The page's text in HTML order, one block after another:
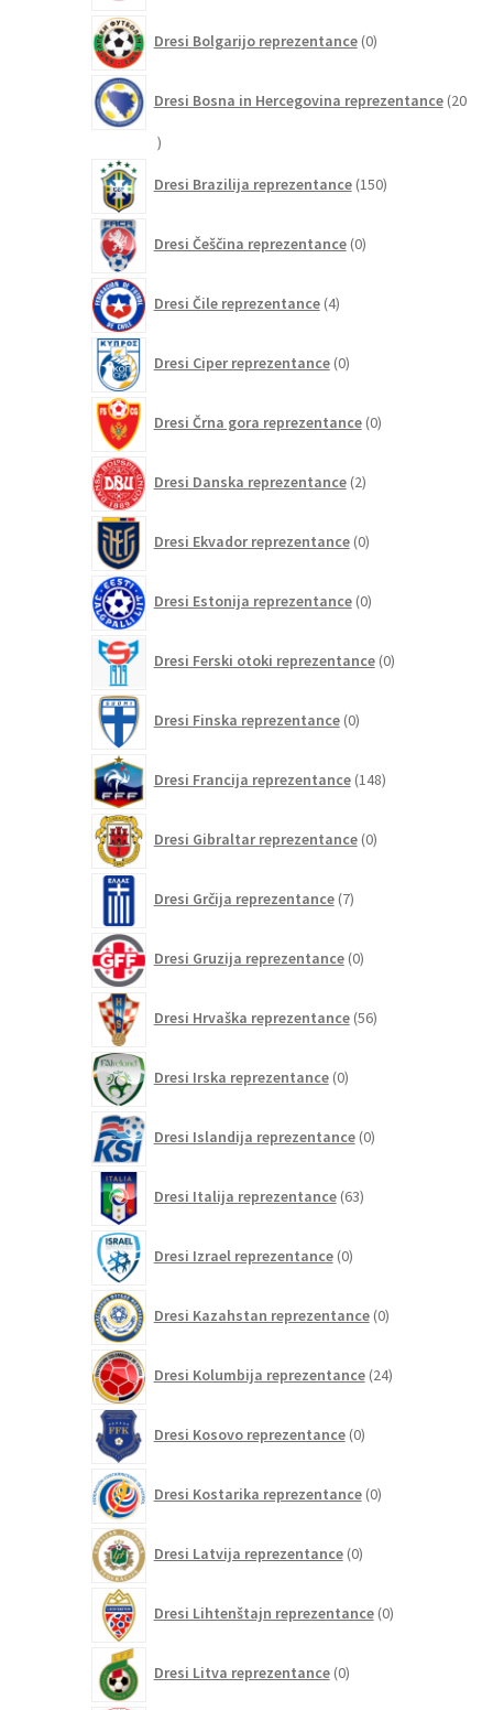
Dresi Bolgarijo reprezentance 0izdelkov
Dresi Bosna in Hercegovina reprezentance 20
20
Dresi Brazilija reprezentance 150izdelkov
Dresi Češčina reprezentance 0izdelkov
Dresi Čile reprezentance 4izdelki
Dresi Ciper reprezentance 0izdelkov
Dresi Črna gora reprezentance 0izdelkov
Dresi Danska reprezentance 2izdelka
Dresi Ekvador reprezentance 0izdelkov
Dresi Estonija reprezentance 0izdelkov
Dresi Ferski otoki reprezentance 0izdelkov
Dresi Finska reprezentance 0izdelkov
Dresi Francija reprezentance 148izdelkov
Dresi Gibraltar reprezentance 0izdelkov
Dresi Grčija reprezentance 7izdelkov
Dresi Gruzija reprezentance 0izdelkov
Dresi Hrvaška reprezentance 56izdelkov
Dresi Irska reprezentance 0izdelkov
Dresi Islandija reprezentance 0izdelkov
Dresi Italija reprezentance 63izdelkov
Dresi Izrael reprezentance 0izdelkov
Dresi Kazahstan reprezentance 0izdelkov
Dresi Kolumbija reprezentance 24izdelkov
Dresi Kosovo reprezentance 0izdelkov
Dresi Kostarika reprezentance 0izdelkov
Dresi Latvija reprezentance 0izdelkov
Dresi Lihtenštajn reprezentance 0izdelkov
Dresi Litva reprezentance 0izdelkov